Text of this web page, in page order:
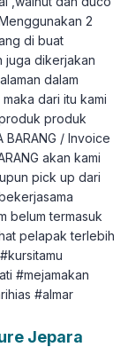
2
di buat
juga dikerjakan
dalam
dari itu kami
produk
BARANG / Invoice
akan kami
pick up dari
belum termasuk
pelapak terlebih
#mejamakan
#almar
Jepara